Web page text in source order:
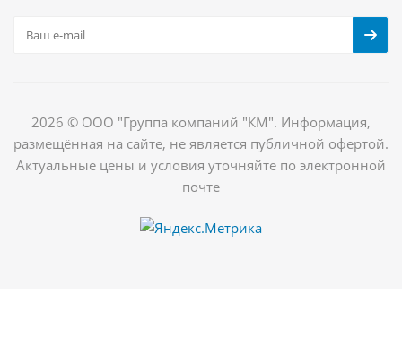
2026 © ООО "Группа компаний "КМ". Информация,
размещённая на сайте, не является публичной офертой.
Актуальные цены и условия уточняйте по электронной
почте